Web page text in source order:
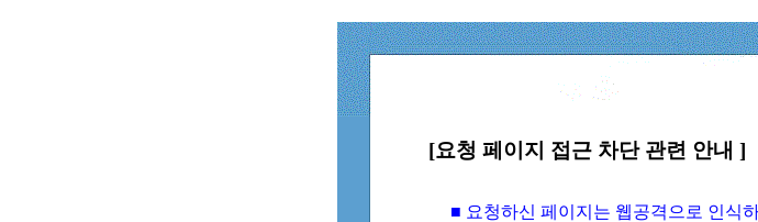
[요청 페이지 접근 차단 관련 안내 ]
■ 요청하신 페이지는 웹공격으로 인식